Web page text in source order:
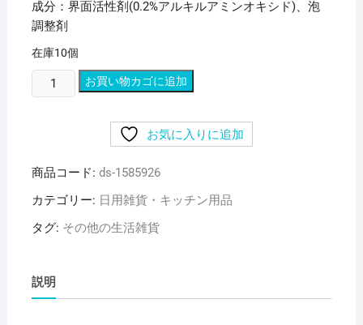
成分：界面活性剤(0.2%アルキルアミンオキシド)、泡
調整剤
在庫10個
（ま
と
か
ん
ん
イ
ペ
お買い物カゴに追加
お気に入りに追加
商品コード: ds-1585926
カテゴリー: 日用雑貨・キッチン用品
タグ: その他の生活雑貨
説明